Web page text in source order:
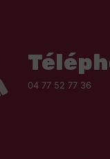
04 77 52 77 36